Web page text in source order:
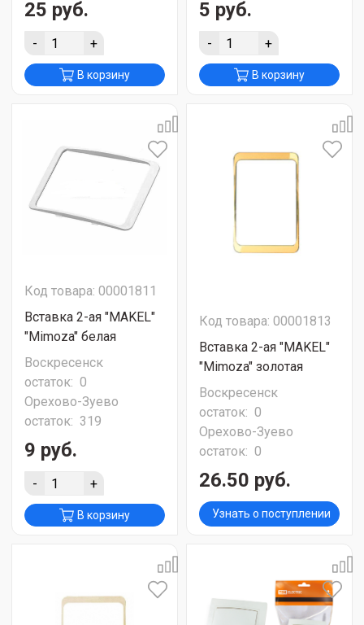
25 руб.
- +
В корзину
5 руб.
- +
В корзину
Код товара: 00001811
Вставка 2-ая "MAKEL"
"Mimoza" белая
Воскресенск
остаток: 0
Орехово-Зуево
остаток: 319
9 руб.
- +
В корзину
Код товара: 00001813
Вставка 2-ая "MAKEL"
"Mimoza" золотая
Воскресенск
остаток: 0
Орехово-Зуево
остаток: 0
26.50 руб.
Узнать о поступлении